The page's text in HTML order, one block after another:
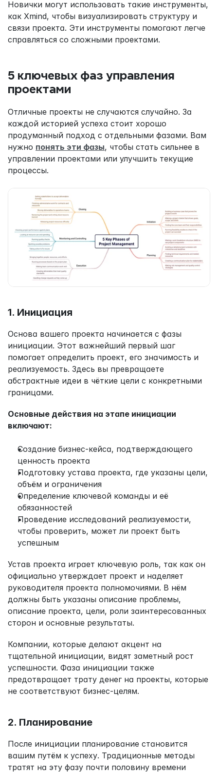
Новички могут использовать такие инструменты,
как Xmind, чтобы визуализировать структуру и
связи проекта. Эти инструменты помогают легче
справляться со сложными проектами.
5 ключевых фаз управления
проектами
Отличные проекты не случаются случайно. За
каждой историей успеха стоит хорошо
продуманный подход с отдельными фазами. Вам
нужно понять эти фазы, чтобы стать сильнее в
управлении проектами или улучшить текущие
процессы.
1. Инициация
Основа вашего проекта начинается с фазы
инициации. Этот важнейший первый шаг
помогает определить проект, его значимость и
реализуемость. Здесь вы превращаете
абстрактные идеи в чёткие цели с конкретными
границами.
Основные действия на этапе инициации
включают:
Создание бизнес-кейса, подтверждающего
ценность проекта
Подготовку устава проекта, где указаны цели,
объём и ограничения
Определение ключевой команды и её
обязанностей
Проведение исследований реализуемости,
чтобы проверить, может ли проект быть
успешным
Устав проекта играет ключевую роль, так как он
официально утверждает проект и наделяет
руководителя проекта полномочиями. В нём
должны быть указаны описание проблемы,
описание проекта, цели, роли заинтересованных
сторон и основные результаты.
Компании, которые делают акцент на
тщательной инициации, видят заметный рост
успешности. Фаза инициации также
предотвращает трату денег на проекты, которые
не соответствуют бизнес-целям.
2. Планирование
После инициации планирование становится
вашим путём к успеху. Традиционные методы
тратят на эту фазу почти половину времени